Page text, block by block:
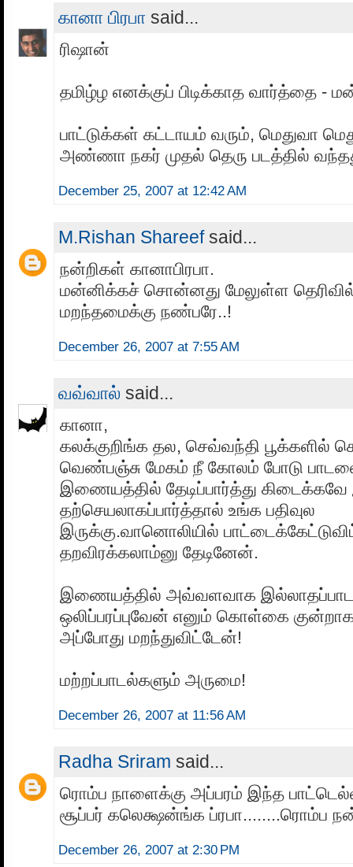
கானா பிரபா said...
ரிஷான்
தமிழ்ழ எனக்குப் பிடிக்காத வார்த்தை -
பாட்டுக்கள் கட்டாயம் வரும், மெதுவா
அண்ணா நகர் முதல் தெரு படத்தில்
December 25, 2007 at 12:42 AM
M.Rishan Shareefsaid...
நன்றிகள் கானாபிரபா.
மன்னிக்கச் சொன்னது மேலுள்ள
மறந்தமைக்கு நண்பரே..!
December 26, 2007 at 7:55 AM
வவ்வால் said...
கானா,
கலக்குறிங்க தல, செவ்வந்தி பூக்களில்
வெண்பஞ்சு மேகம் நீ கோலம் போடு
இணையத்தில் தேடிப்பார்த்து
தற்செயலாகப்பார்த்தால் உங்க பதிவுல
இருக்கு.வானொலியில்
தறவிரக்கலாம்னு தேடினேன்.
இணையத்தில் அவ்வளவாக
ஒலிப்பரப்புவேன் எனும் கொள்கை
அப்போது மறந்துவிட்டேன்!
மற்றப்பாடல்களும் அருமை!
December 26, 2007 at 11:56 AM
Radha Sriram said...
ரொம்ப நாளைக்கு அப்பரம் இந்த
சூப்பர் கலெக்ஷன்ங்க ப்ரபா........ரொம்ப
December 26, 2007 at 2:30 PM